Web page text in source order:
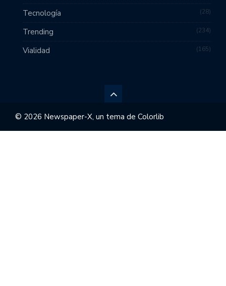
Tecnología 28
Trending 234
Vialidad 165
© 2026 Newspaper-X, un tema de Colorlib